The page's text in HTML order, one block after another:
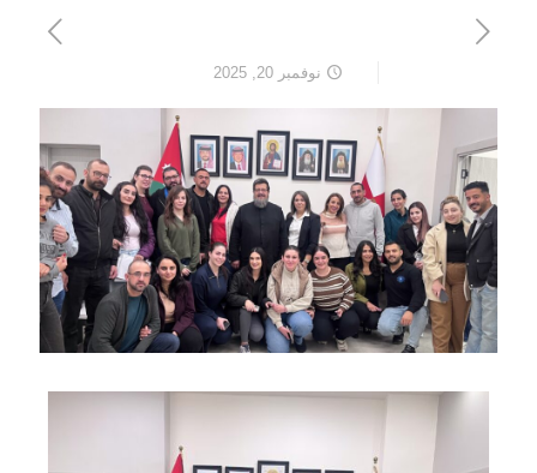
نوفمبر 20, 2025